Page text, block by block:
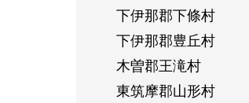
下伊那郡下條村
下伊那郡豊丘村
木曽郡王滝村
東筑摩郡山形村